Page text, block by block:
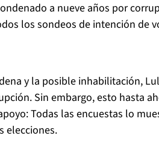
a nueve años por
los sondeos de intención de
y la posible inhabilitación,
Sin embargo, esto hasta
Todas las encuestas lo
elecciones.